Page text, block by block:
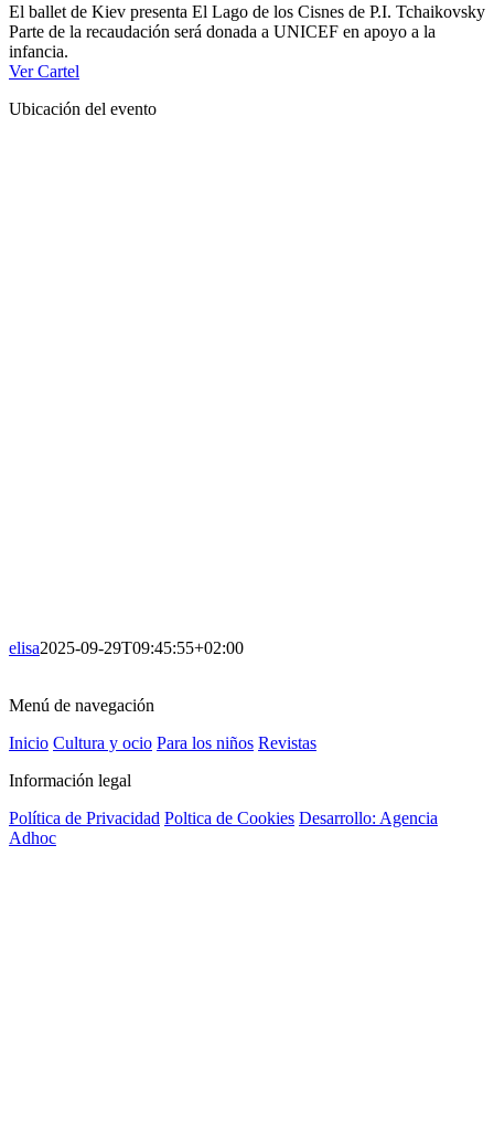
El ballet de Kiev presenta El Lago de los Cisnes de P.I. Tchaikovsky
Parte de la recaudación será donada a UNICEF en apoyo a la
infancia.
Ver Cartel
Ubicación del evento
elisa2025-09-29T09:45:55+02:00
Menú de navegación
Inicio Cultura y ocio Para los niños Revistas
Información legal
Política de Privacidad Poltica de Cookies Desarrollo: Agencia
Adhoc